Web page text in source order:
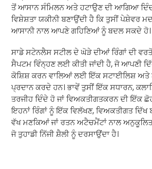
ਤੋਂ ਆਸਾਨ ਸੰਮਿਲਨ ਅਤੇ ਹਟਾਉਣ ਦੀ ਆਗਿਆ
ਵਿਸ਼ੇਸ਼ਤਾ ਯਕੀਨੀ ਬਣਾਉਂਦੀ ਹੈ ਕਿ ਤੁਸੀਂ ਪੇਸ਼ੇਵਰ
ਆਸਾਨੀ ਨਾਲ ਆਪਣੇ ਗਹਿਣਿਆਂ ਨੂੰ ਬਦਲ ਸਕਦੇ ਹੋ।
ਸਾਡੇ ਸਟੇਨਲੈਸ ਸਟੀਲ ਦੇ ਘੋੜੇ ਦੀਆਂ ਰਿੰਗਾਂ ਦੀ
ਸੈਪਟਮ ਵਿੰਨ੍ਹਣ ਲਈ ਕੀਤੀ ਜਾਂਦੀ ਹੈ, ਜੋ ਆਪਣੀ
ਕੋਸ਼ਿਸ਼ ਕਰਨ ਵਾਲਿਆਂ ਲਈ ਇੱਕ ਸਟਾਈਲਿਸ਼ ਅਤੇ
ਪ੍ਰਦਾਨ ਕਰਦੇ ਹਨ। ਭਾਵੇਂ ਤੁਸੀਂ ਇੱਕ ਸਧਾਰਨ,
ਤਰਜੀਹ ਦਿੰਦੇ ਹੋ ਜਾਂ ਵਿਅਕਤੀਗਤਕਰਨ ਦੀ ਇੱਕ
ਇਹਨਾਂ ਰਿੰਗਾਂ ਨੂੰ ਇੱਕ ਵਿਲੱਖਣ, ਵਿਅਕਤੀਗਤ
ਵੱਖ ਮਣਕਿਆਂ ਜਾਂ ਰਤਨ ਅਟੈਚਮੈਂਟਾਂ ਨਾਲ ਅਨੁਕੂਲਿਤ
ਜੋ ਤੁਹਾਡੀ ਨਿੱਜੀ ਸ਼ੈਲੀ ਨੂੰ ਦਰਸਾਉਂਦਾ ਹੈ।